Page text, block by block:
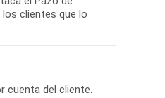
los clientes que lo
cuenta del cliente.